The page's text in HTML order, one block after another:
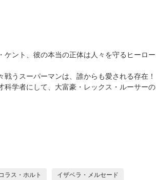
ント、彼の本当の正体は人々を守るヒーロー
うスーパーマンは、誰からも愛される存在！
学者にして、大富豪・レックス・ルーサーの
ラス・ホルト イザベラ・メルセード